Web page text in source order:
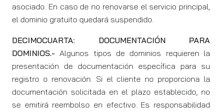
asociado. En caso de no renovarse el servicio principal,
el dominio gratuito quedará suspendido.
DECIMOCUARTA: DOCUMENTACIÓN PARA
DOMINIOS.- Algunos tipos de dominios requieren la
presentación de documentación específica para su
registro o renovación. Si el cliente no proporciona la
documentación solicitada en el plazo establecido, no
se emitirá reembolso en efectivo. Es responsabilidad